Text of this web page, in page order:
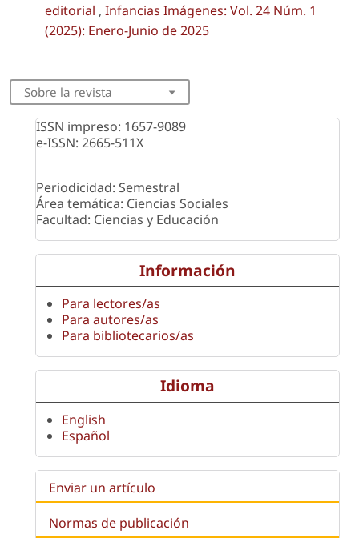
editorial , Infancias Imágenes: Vol. 24 Núm. 1
(2025): Enero-Junio de 2025
Sobre la revista
ISSN impreso: 1657-9089
e-ISSN: 2665-511X
Periodicidad: Semestral
Área temática: Ciencias Sociales
Facultad: Ciencias y Educación
Información
Para lectores/as
Para autores/as
Para bibliotecarios/as
Idioma
English
Español
Enviar un artículo
Normas de publicación